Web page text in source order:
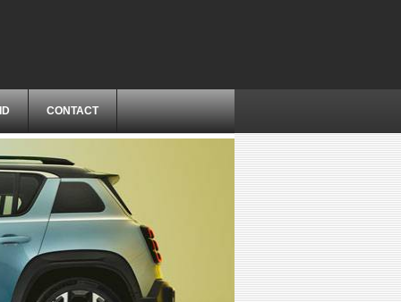
CONTACT